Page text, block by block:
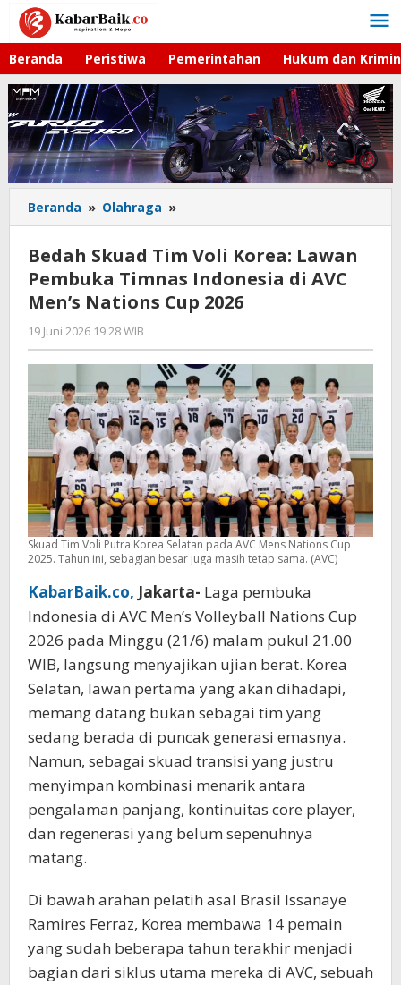
Lewati
konten
Beranda Peristiwa Pemerintahan Hukum dan
Beranda » Olahraga »
Skuad
Voli
Korea:
Lawan
di
AVC
Men’s
Nations
Cup
2026
Bedah Skuad Tim Voli Korea: Lawan
Pembuka Timnas Indonesia di AVC
Men’s Nations Cup 2026
19 Juni 2026 19:28 WIB
Hardy
Skuad Tim Voli Putra Korea Selatan pada AVC Mens Nations Cup
2025. Tahun ini, sebagian besar juga masih tetap sama. (AVC)
KabarBaik.co, Jakarta- Laga pembuka
Indonesia di AVC Men’s Volleyball Nations Cup
2026 pada Minggu (21/6) malam pukul 21.00
WIB, langsung menyajikan ujian berat. Korea
Selatan, lawan pertama yang akan dihadapi,
memang datang bukan sebagai tim yang
sedang berada di puncak generasi emasnya.
Namun, sebagai skuad transisi yang justru
menyimpan kombinasi menarik antara
pengalaman panjang, kontinuitas core player,
dan regenerasi yang belum sepenuhnya
matang.
Di bawah arahan pelatih asal Brasil Issanaye
Ramires Ferraz, Korea membawa 14 pemain
yang sudah beberapa tahun terakhir menjadi
bagian dari siklus utama mereka di AVC, sebuah